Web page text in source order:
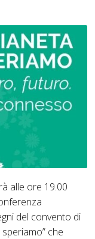
alle ore 19.00
del convento di
che